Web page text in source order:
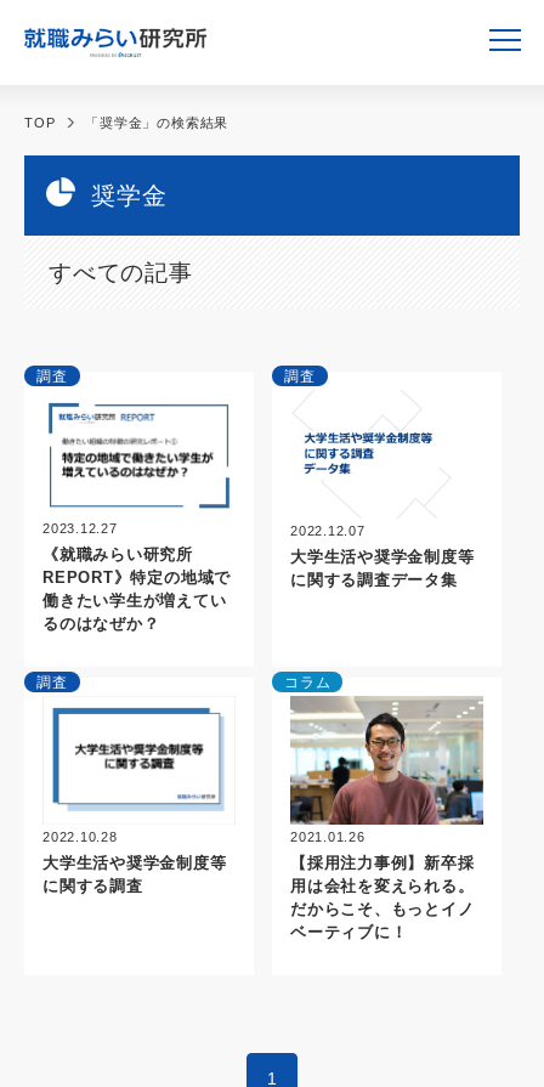
TOP 「奨学金」の検索結果
奨学金
すべての記事
調査
2023.12.27
《就職みらい研究所
REPORT》特定の地域で
働きたい学生が増えてい
るのはなぜか？
調査
2022.12.07
大学生活や奨学金制度等
に関する調査データ集
調査
2022.10.28
大学生活や奨学金制度等
に関する調査
コラム
2021.01.26
【採用注力事例】新卒採
用は会社を変えられる。
だからこそ、もっとイノ
ベーティブに！
1